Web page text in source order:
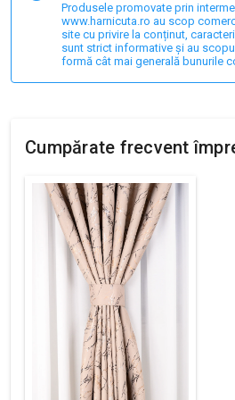
Produsele promovate prin
www.harnicuta.ro au scop
site cu privire la conținut,
sunt strict informative și au
formă cât mai generală bunurile
Cumpărate frecvent